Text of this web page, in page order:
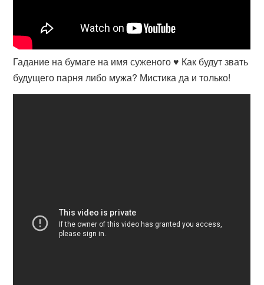
Гадание на бумаге на имя суженого ♥ Как будут звать
будущего парня либо мужа? Мистика да и только!